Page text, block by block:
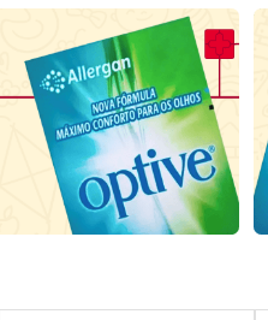
Laboratório
Por Menos